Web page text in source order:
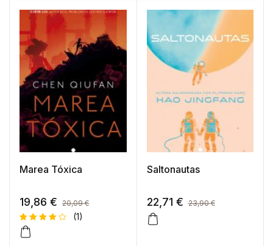
Marea Tóxica
19,86 € 20,09€
Valorad
1
(1)
Saltonautas
22,71 € 23,90€